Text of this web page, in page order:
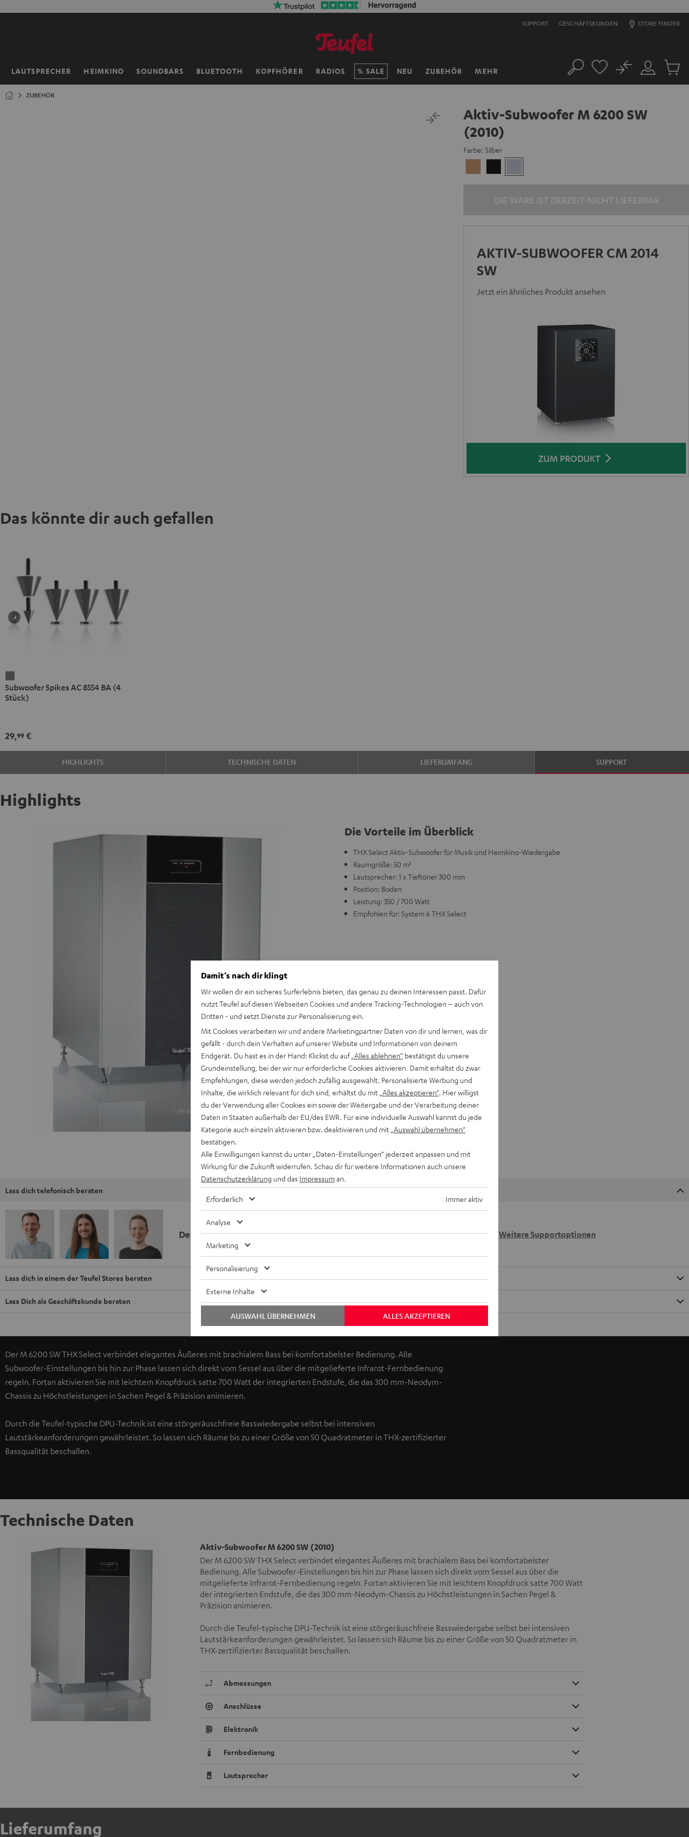
SUPPORT GESCHÄFTSKUNDEN STORE FINDER
LAUTSPRECHER HEIMKINO SOUNDBARS BLUETOOTH KOPFHÖRER RADIOS SALE NEU ZUBEHÖR MEHR
Startseite Suche
Mein
Konto
No
Artikel
ZUBEHÖR
Aktiv-Subwoofer M 6200 SW
(2010)
Farbe: Silber
AKTIV-SUBWOOFER CM 2014
SW
Jetzt ein ähnliches Produkt ansehen
ZUM PRODUKT
Das könnte dir auch gefallen
Spikes
AC
(4
Stück)
Subwoofer Spikes AC 8554 BA (4
Stück)
29,99 €
HIGHLIGHTS TECHNISCHE DATEN LIEFERUMFANG SUPPORT
Highlights
Die Vorteile im Überblick
THX Select Aktiv-Subwoofer für Musik und Heimkino-Wiedergabe
Raumgröße: 50 m²
Lautsprecher: 1 x Tieftöner 300 mm
Position: Boden
Leistung: 350 / 700 Watt
Empfohlen für: System 6 THX Select
Lass dich telefonisch beraten
Deine Kaufberatung
beraten dich auch persönlich am Telefon.
Weitere Supportoptionen
Lass dich in einem der Teufel Stores beraten
Lass Dich als Geschäftskunde beraten
Der M 6200 SW THX Select verbindet elegantes Äußeres mit brachialem Bass bei komfortabelster Bedienung. Alle
Subwoofer-Einstellungen bis hin zur Phase lassen sich direkt vom Sessel aus über die mitgelieferte Infrarot-Fernbedienung
regeln. Fortan aktivieren Sie mit leichtem Knopfdruck satte 700 Watt der integrierten Endstufe, die das 300 mm-Neodym-
Chassis zu Höchstleistungen in Sachen Pegel & Präzision animieren.
Durch die Teufel-typische DPU-Technik ist eine störgeräuschfreie Basswiedergabe selbst bei intensiven
Lautstärkeanforderungen gewährleistet. So lassen sich Räume bis zu einer Größe von 50 Quadratmeter in THX-zertifizierter
Bassqualität beschallen.
Technische Daten
Aktiv-Subwoofer M 6200 SW (2010)
Der M 6200 SW THX Select verbindet elegantes Äußeres mit brachialem Bass bei komfortabelster
Bedienung. Alle Subwoofer-Einstellungen bis hin zur Phase lassen sich direkt vom Sessel aus über die
mitgelieferte Infrarot-Fernbedienung regeln. Fortan aktivieren Sie mit leichtem Knopfdruck satte 700 Watt
der integrierten Endstufe, die das 300 mm-Neodym-Chassis zu Höchstleistungen in Sachen Pegel &
Präzision animieren.
Durch die Teufel-typische DPU-Technik ist eine störgeräuschfreie Basswiedergabe selbst bei intensiven
Lautstärkeanforderungen gewährleistet. So lassen sich Räume bis zu einer Größe von 50 Quadratmeter in
THX-zertifizierter Bassqualität beschallen.
Abmessungen
Anschlüsse
Elektronik
Fernbedienung
Lautsprecher
Lieferumfang
Damit‘s nach dir klingt
Wir wollen dir ein sicheres Surferlebnis bieten, das genau zu deinen Interessen passt. Dafür
nutzt Teufel auf diesen Webseiten Cookies und andere Tracking-Technologien – auch von
Dritten - und setzt Dienste zur Personalisierung ein.
Mit Cookies verarbeiten wir und andere Marketingpartner Daten von dir und lernen, was dir
gefällt - durch dein Verhalten auf unserer Website und Informationen von deinem
Endgerät. Du hast es in der Hand: Klickst du auf „Alles ablehnen“ bestätigst du unsere
Grundeinstellung, bei der wir nur erforderliche Cookies aktivieren. Damit erhältst du zwar
Empfehlungen, diese werden jedoch zufällig ausgewählt. Personalisierte Werbung und
Inhalte, die wirklich relevant für dich sind, erhältst du mit „Alles akzeptieren“. Hier willigst
du der Verwendung aller Cookies ein sowie der Weitergabe und der Verarbeitung deiner
Daten in Staaten außerhalb der EU/des EWR. Für eine individuelle Auswahl kannst du jede
Kategorie auch einzeln aktivieren bzw. deaktivieren und mit „Auswahl übernehmen“
bestätigen.
Alle Einwilligungen kannst du unter „Daten-Einstellungen“ jederzeit anpassen und mit
Wirkung für die Zukunft widerrufen. Schau dir für weitere Informationen auch unsere
Datenschutzerklärung und das Impressum an.
Erforderlich Immer aktiv
Analyse
Marketing
Personalisierung
Externe Inhalte
ALLES AKZEPTIEREN
AUSWAHL ÜBERNEHMEN